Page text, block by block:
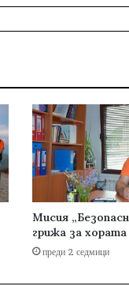
Мисия
грижа за хората
преди 2 седмици